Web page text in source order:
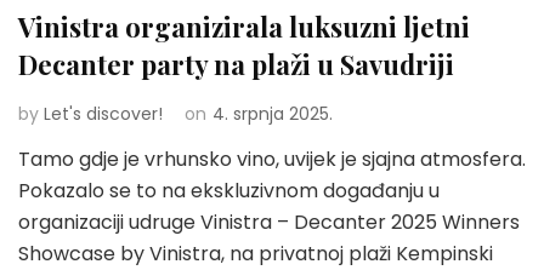
Vinistra organizirala luksuzni ljetni
Decanter party na plaži u Savudriji
by Let's discover! on 4. srpnja 2025.
Tamo gdje je vrhunsko vino, uvijek je sjajna atmosfera.
Pokazalo se to na ekskluzivnom događanju u
organizaciji udruge Vinistra – Decanter 2025 Winners
Showcase by Vinistra, na privatnoj plaži Kempinski